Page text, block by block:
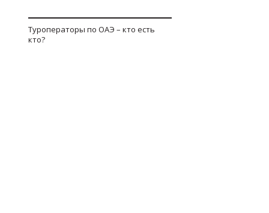
Туроператоры по ОАЭ – кто есть
кто?